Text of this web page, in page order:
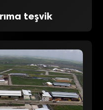
teşvik